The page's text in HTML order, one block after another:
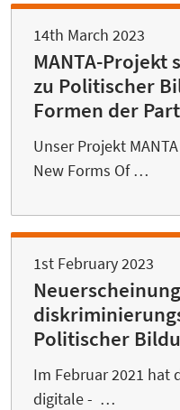
14th March 2023
MANTA-
zu Politischer
Formen der
Unser Projekt
New Forms Of …
1st February 2023
Politischer
Im Februar 2021 hat
digitale - …